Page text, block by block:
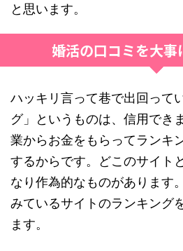
と思います。
婚活の口コミを大事
ハッキリ言って巷で出回っ
グ」というものは、信用でき
業からお金をもらってランキ
するからです。どこのサイト
なり作為的なものがあります
みているサイトのランキング
ます。